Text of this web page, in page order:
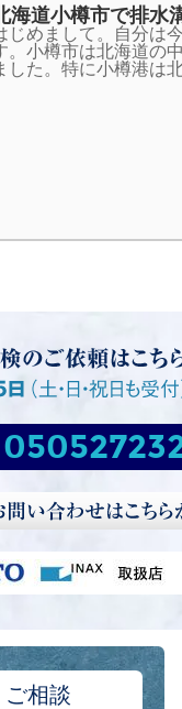
海道小樽市で排水
じめまして。自分は
。小樽市は北海道の
した。特に小樽港は
ご相談